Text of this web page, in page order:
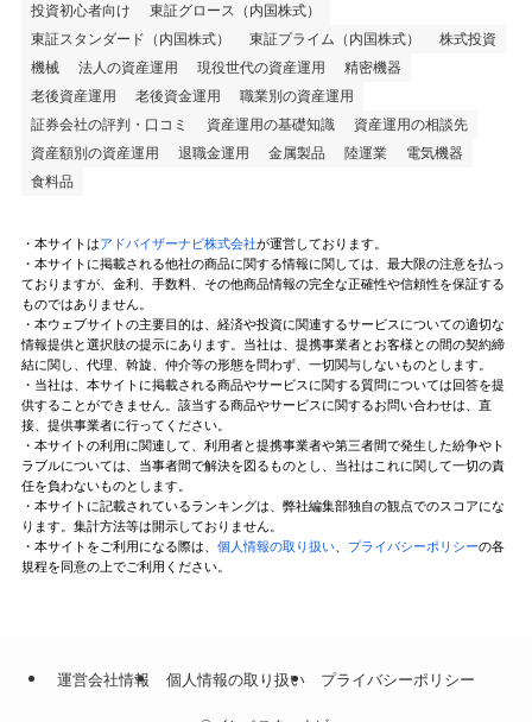
投資初心者向け
東証グロース（内国株式）
東証スタンダード（内国株式）
東証プライム（内国株式）
株式投資
機械
法人の資産運用 現役世代の資産運用
精密機器
老後資産運用
老後資金運用
職業別の資産運用
証券会社の評判・口コミ
資産運用の基礎知識
資産運用の相談先
資産額別の資産運用
退職金運用 金属製品 陸運業
電気機器
食料品
・本サイトはアドバイザーナビ株式会社が運営しております。
・本サイトに掲載される他社の商品に関する情報に関しては、最大限の注意を払っ
ておりますが、金利、手数料、その他商品情報の完全な正確性や信頼性を保証する
ものではありません。
・本ウェブサイトの主要目的は、経済や投資に関連するサービスについての適切な
情報提供と選択肢の提示にあります。当社は、提携事業者とお客様との間の契約締
結に関し、代理、斡旋、仲介等の形態を問わず、一切関与しないものとします。
・当社は、本サイトに掲載される商品やサービスに関する質問については回答を提
供することができません。該当する商品やサービスに関するお問い合わせは、直
接、提供事業者に行ってください。
・本サイトの利用に関連して、利用者と提携事業者や第三者間で発生した紛争やト
ラブルについては、当事者間で解決を図るものとし、当社はこれに関して一切の責
任を負わないものとします。
・本サイトに記載されているランキングは、弊社編集部独自の観点でのスコアにな
ります。集計方法等は開示しておりません。
・本サイトをご利用になる際は、 個人情報の取り扱い、 プライバシーポリシーの各
規程を同意の上でご利用ください。
運営会社情報 個人情報の取り扱い プライバシーポリシー